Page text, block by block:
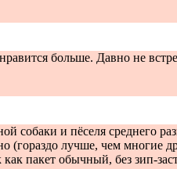
больше. Давно не
собаки и пёселя среднего
(гораздо лучше, чем
пакет обычный, без зип-